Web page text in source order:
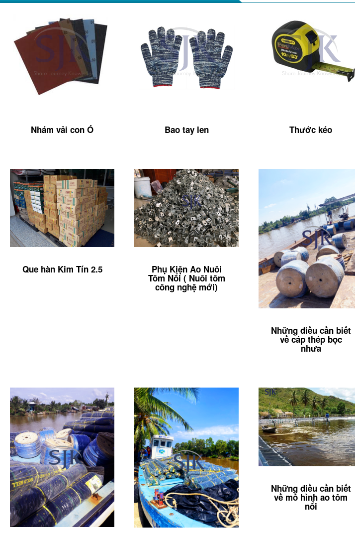
Nhám vải con Ó Bao tay len Thước kéo
Que hàn Kim Tín 2.5 Phụ Kiện Ao Nuôi
Tôm Nổi ( Nuôi tôm
công nghệ mới)
Những điều cần biết
về cáp thép bọc
nhưa
Những điều cần biết
về mô hình ao tôm
nổi